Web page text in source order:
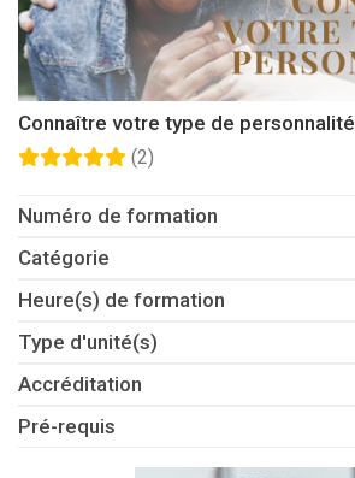
Connaître votre type de personnalité
(2)
Numéro de formation
Catégorie
Heure(s) de formation
Type d'unité(s)
Accréditation
Pré-requis